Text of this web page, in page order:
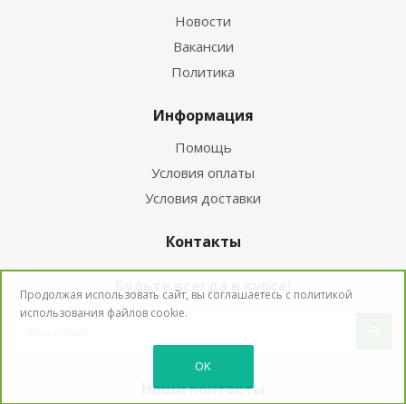
Новости
Вакансии
Политика
Информация
Помощь
Условия оплаты
Условия доставки
Контакты
Будьте всегда в курсе!
Наши контакты
Продолжая использовать сайт, вы соглашаетесь с политикой
использования файлов cookie.
OK